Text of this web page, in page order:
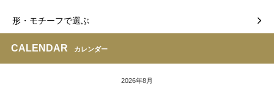
形・モチーフで選ぶ
CALENDAR カレンダー
2026年8月